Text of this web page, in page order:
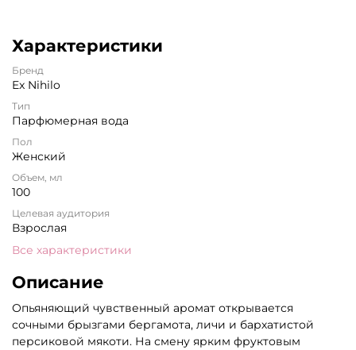
Характеристики
Бренд
Ex Nihilo
Тип
Парфюмерная вода
Пол
Женский
Объем, мл
100
Целевая аудитория
Взрослая
Все характеристики
Описание
Опьяняющий чувственный аромат открывается
сочными брызгами бергамота, личи и бархатистой
персиковой мякоти. На смену ярким фруктовым